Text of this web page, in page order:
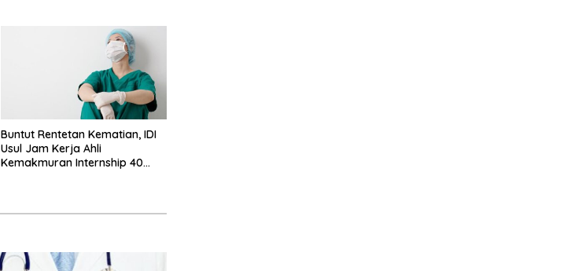
Buntut Rentetan Kematian, IDI
Usul Jam Kerja Ahli
Kemakmuran Internship 40